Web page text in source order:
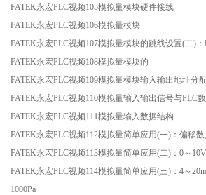
FATEK永宏PLC视频105模拟量模块硬件接线
FATEK永宏PLC视频106模拟量模块
FATEK永宏PLC视频107模拟量模块的跳线设置(二)
FATEK永宏PLC视频108模拟量模块的
FATEK永宏PLC视频109模拟量模块输入输出地址分
FATEK永宏PLC视频110模拟量输入输出信号与PLC
FATEK永宏PLC视频111模拟量输入数据结构
FATEK永宏PLC视频112模拟量简单应用(一)：偏移
FATEK永宏PLC视频113模拟量简单应用(二)：0～
FATEK永宏PLC视频114模拟量简单应用(三)：4～
1000Pa